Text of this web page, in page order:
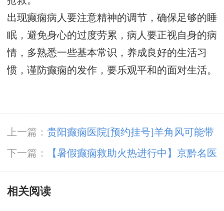
出现癫痫病人要注意精神的调节，确保足够的睡
眠，避免身心的过度劳累，病人要正视自身的病
情，多熟悉一些基本常识，养成良好的生活习
惯，谨防癫痫的发作，要乐观平和的面对生活。
上一篇： 贵阳癫痫医院[预约挂号]羊角风可能带
来的严重危害有哪些？
下一篇：
【暑假癫痫救助火热进行中】京黔名医
免费亲诊+检查治疗援助，名额有限，先约先
得！
相关阅读